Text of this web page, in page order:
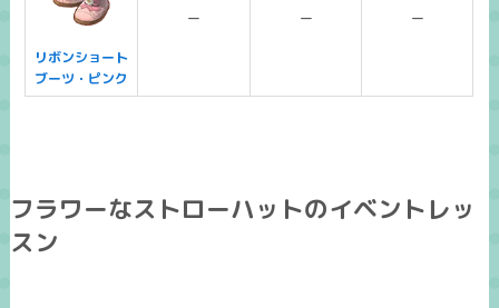
リボンショート
ブーツ・ピンク
ー ー ー
フラワーなストローハットのイベントレッ
スン